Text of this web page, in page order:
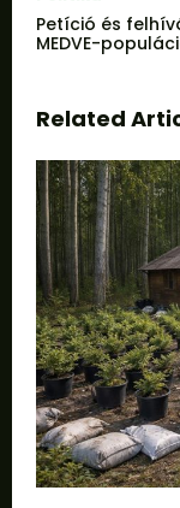
Petíció és
MEDVE-
Related